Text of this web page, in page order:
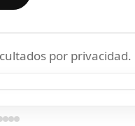
por privacidad.